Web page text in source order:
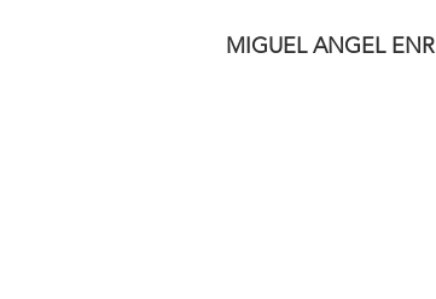
MIGUEL ANGEL